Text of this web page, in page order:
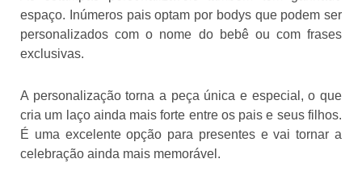
espaço. Inúmeros pais optam por bodys que podem ser
personalizados com o nome do bebê ou com frases
exclusivas.
A personalização torna a peça única e especial, o que
cria um laço ainda mais forte entre os pais e seus filhos.
É uma excelente opção para presentes e vai tornar a
celebração ainda mais memorável.